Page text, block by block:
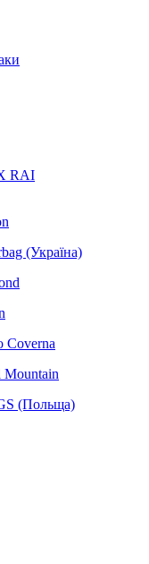
RAI
(Україна)
Coverna
Mountain
(Польща)